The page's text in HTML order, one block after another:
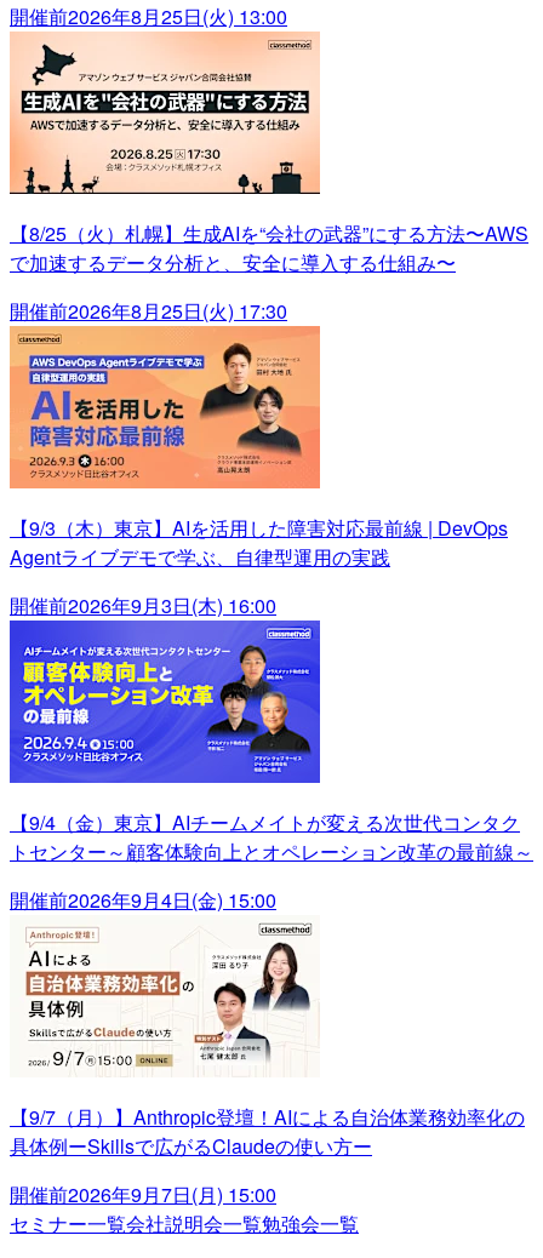
開催前2026年8月25日(火) 13:00
【8/25（火）札幌】生成AIを“会社の武器”にする方法〜AWS
で加速するデータ分析と、安全に導入する仕組み〜
開催前2026年8月25日(火) 17:30
【9/3（木）東京】AIを活用した障害対応最前線 | DevOps
Agentライブデモで学ぶ、自律型運用の実践
開催前2026年9月3日(木) 16:00
【9/4（金）東京】AIチームメイトが変える次世代コンタク
トセンター～顧客体験向上とオペレーション改革の最前線～
開催前2026年9月4日(金) 15:00
【9/7（月）】Anthropic登壇！AIによる自治体業務効率化の
具体例ーSkillsで広がるClaudeの使い方ー
開催前2026年9月7日(月) 15:00
セミナー一覧会社説明会一覧勉強会一覧